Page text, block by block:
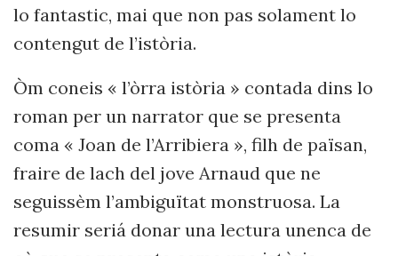
lo fantastic, mai que non pas solament lo
contengut de l’istòria.
Òm coneis « l’òrra istòria » contada dins lo
roman per un narrator que se presenta
coma « Joan de l’Arribiera », filh de païsan,
fraire de lach del jove Arnaud que ne
seguissèm l’ambiguïtat monstruosa. La
resumir seriá donar una lectura unenca de